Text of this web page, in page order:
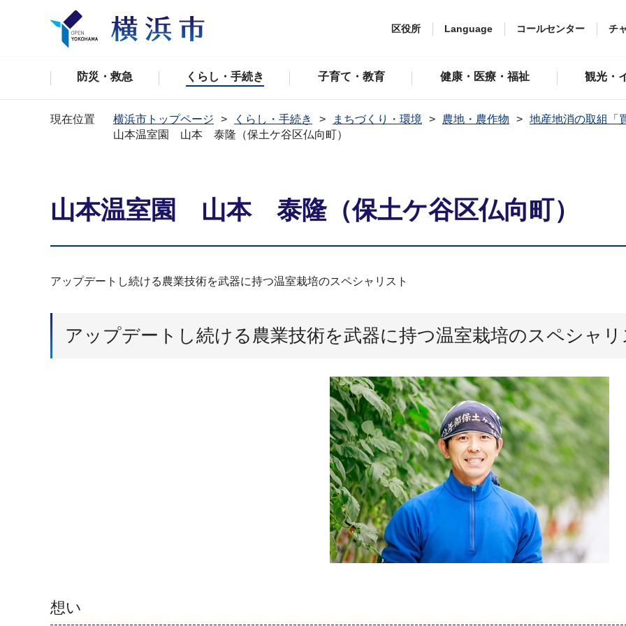
区役所 Language コールセンター チ
防災・救急 くらし・手続き 子育て・教育 健康・医療・福祉 観光・
現在位置 横浜市トップページ くらし・手続き まちづくり・環境 農地・農作物
地産地消の取組「
山本温室園 山本 泰隆（保土ケ谷区仏向町）
山本温室園 山本 泰隆（保土ケ谷区仏向町）
アップデートし続ける農業技術を武器に持つ温室栽培のスペシャリスト
アップデートし続ける農業技術を武器に持つ温室栽培のスペシャ
想い